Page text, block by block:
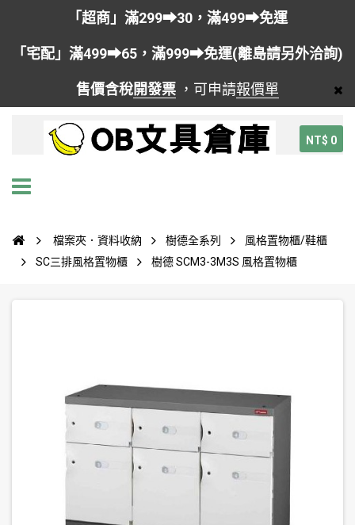
「超商」滿299➡30，滿499➡免運
「宅配」滿499➡65，滿999➡免運(離島請另外洽詢)
售價含稅開發票 ，可申請報價單
NT$ 0
檔案夾．資料收納 樹德全系列
風格置物櫃/鞋櫃
SC三排風格置物櫃
樹德 SCM3-3M3S 風格置物櫃